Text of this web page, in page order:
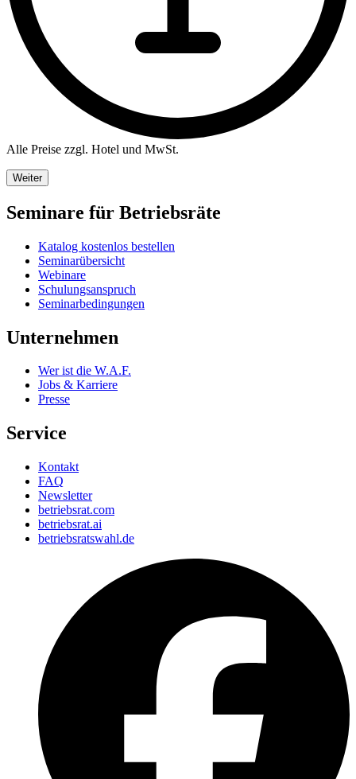
Alle Preise zzgl. Hotel und MwSt.
Weiter
Seminare für Betriebsräte
Katalog kostenlos bestellen
Seminarübersicht
Webinare
Schulungsanspruch
Seminarbedingungen
Unternehmen
Wer ist die W.A.F.
Jobs & Karriere
Presse
Service
Kontakt
FAQ
Newsletter
betriebsrat.com
betriebsrat.ai
betriebsratswahl.de